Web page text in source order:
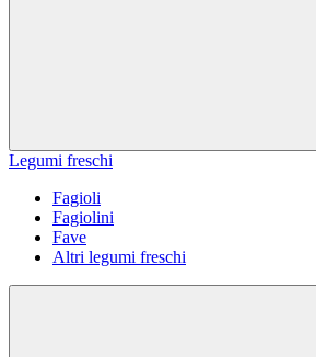
Legumi freschi
Fagioli
Fagiolini
Fave
Altri legumi freschi